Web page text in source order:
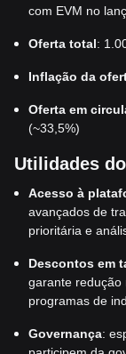
com EVM no
Oferta total:
Inflação da
Oferta em
(~33,5%)
Utilidades
Acesso à
avançados de
prioritária e
Descontos em
garante redução
programas de
Governança: